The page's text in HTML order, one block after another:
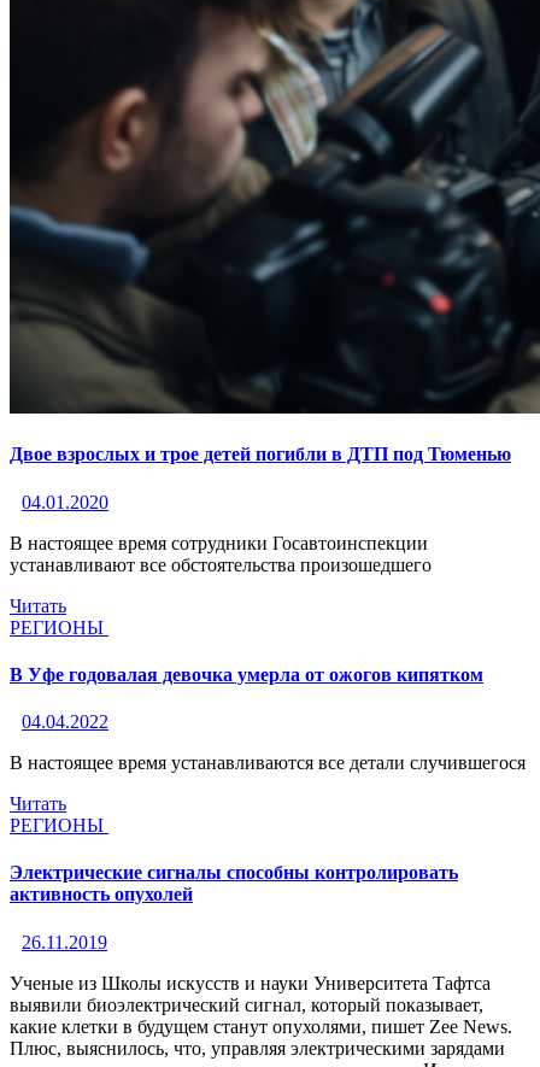
Двое взрослых и трое детей погибли в ДТП под Тюменью
04.01.2020
В настоящее время сотрудники Госавтоинспекции
устанавливают все обстоятельства произошедшего
Читать
РЕГИОНЫ
В Уфе годовалая девочка умерла от ожогов кипятком
04.04.2022
В настоящее время устанавливаются все детали случившегося
Читать
РЕГИОНЫ
Электрические сигналы способны контролировать
активность опухолей
26.11.2019
Ученые из Школы искусств и науки Университета Тафтса
выявили биоэлектрический сигнал, который показывает,
какие клетки в будущем станут опухолями, пишет Zee News.
Плюс, выяснилось, что, управляя электрическими зарядами